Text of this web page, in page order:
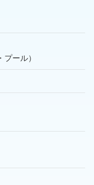
ール）